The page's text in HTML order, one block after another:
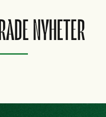
NYHETER